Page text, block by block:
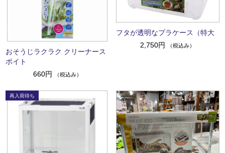
おそうじラクラク クリーナース
ポイト
660円
（税込み）
フタが透明なプラケース（特大
2,750円
（税込み）